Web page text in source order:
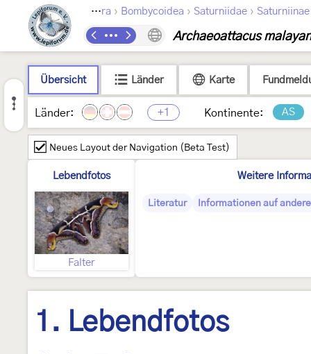
Lepidoptera › Bombycoidea › Saturniidae › Saturniinae
Archaeoattacus
Übersicht Länder Karte
Länder: +1 Kontinente: AS
Neues Layout der Navigation (Beta Test)
Lebendfotos
Falter
Weitere
Literatur Informationen auf
1. Lebendfotos